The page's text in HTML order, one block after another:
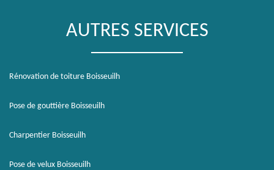
AUTRES SERVICES
Rénovation de toiture Boisseuilh
Pose de gouttière Boisseuilh
Charpentier Boisseuilh
Pose de velux Boisseuilh